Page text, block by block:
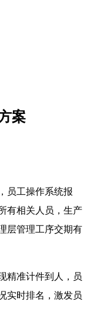
案
员工操作系统报
有相关人员，生产
层管理工序交期有
精准计件到人，员
实时排名，激发员